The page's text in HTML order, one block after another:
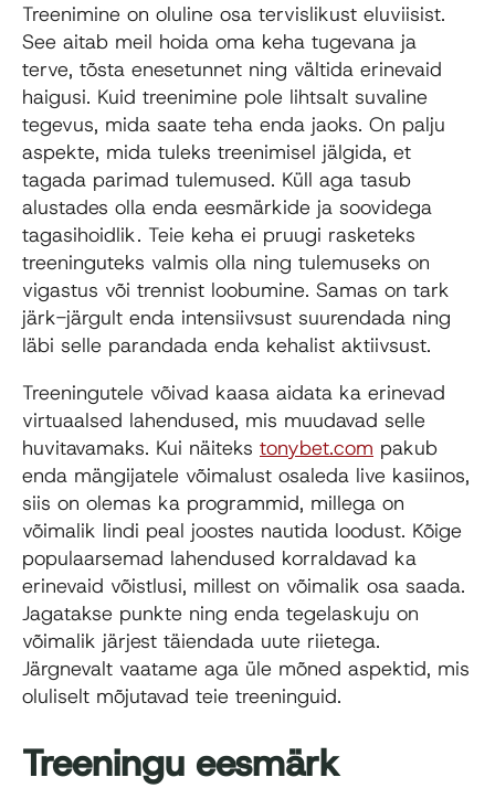
Treenimine on oluline osa tervislikust eluviisist.
See aitab meil hoida oma keha tugevana ja
terve, tõsta enesetunnet ning vältida erinevaid
haigusi. Kuid treenimine pole lihtsalt suvaline
tegevus, mida saate teha enda jaoks. On palju
aspekte, mida tuleks treenimisel jälgida, et
tagada parimad tulemused. Küll aga tasub
alustades olla enda eesmärkide ja soovidega
tagasihoidlik. Teie keha ei pruugi rasketeks
treeninguteks valmis olla ning tulemuseks on
vigastus või trennist loobumine. Samas on tark
järk-järgult enda intensiivsust suurendada ning
läbi selle parandada enda kehalist aktiivsust.
Treeningutele võivad kaasa aidata ka erinevad
virtuaalsed lahendused, mis muudavad selle
huvitavamaks. Kui näiteks tonybet.com pakub
enda mängijatele võimalust osaleda live kasiinos,
siis on olemas ka programmid, millega on
võimalik lindi peal joostes nautida loodust. Kõige
populaarsemad lahendused korraldavad ka
erinevaid võistlusi, millest on võimalik osa saada.
Jagatakse punkte ning enda tegelaskuju on
võimalik järjest täiendada uute riietega.
Järgnevalt vaatame aga üle mõned aspektid, mis
oluliselt mõjutavad teie treeninguid.
Treeningu eesmärk